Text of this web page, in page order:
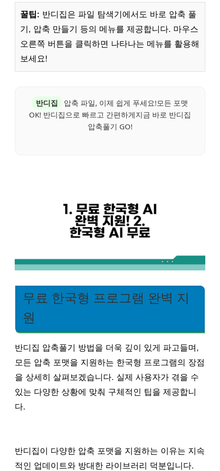
꿀팁: 반디집은 파일 탐색기에서도 바로 압축 풀
기, 압축 만들기 등의 메뉴를 제공합니다. 마우스
오른쪽 버튼을 클릭하면 나타나는 메뉴를 활용해
보세요!
반디집
압축 파일, 이제 쉽게 푸세요!모든 포맷
OK! 반디집으로 빠르고 간편하게지금 바로 반디집
압축풀기 GO!
무료 한국형 프로그램 완벽 지
원
반디집 압축풀기 방법을 더욱 깊이 있게 파고들며,
모든 압축 포맷을 지원하는 한국형 프로그램의 장점
을 상세히 살펴보겠습니다. 실제 사용자가 겪을 수
있는 다양한 상황에 맞춰 구체적인 팁을 제공합니
다.
반디집이 다양한 압축 포맷을 지원하는 이유는 지속
적인 업데이트와 방대한 라이브러리 덕분입니다.